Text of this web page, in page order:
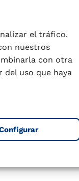
el tráfico.
nuestros
con otra
del uso que haya
en el atún
estándar,
inorgánico
valores elevados
y Marruecos,
los